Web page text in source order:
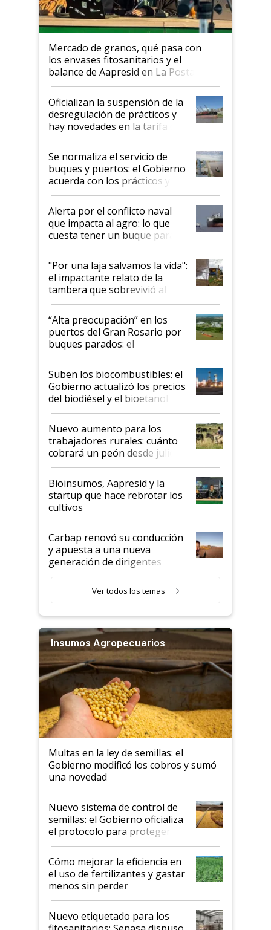
Mercado de granos, qué pasa con
los envases fitosanitarios y el
balance de Aapresid en La Posta
Oficializan la suspensión de la
desregulación de prácticos y
hay novedades en la tarifa de
la hidrovía
Se normaliza el servicio de
buques y puertos: el Gobierno
acuerda con los prácticos y
suspende el decreto de
desregulación
Alerta por el conflicto naval
que impacta al agro: lo que
cuesta tener un buque parado
y el peligro de que Argentina
pase a ser "país sucio"
"Por una laja salvamos la vida":
el impactante relato de la
tambera que sobrevivió al
tornado
“Alta preocupación” en los
puertos del Gran Rosario por
buques parados: el
funcionamiento de las
exportadoras en tensión tras
la medida de fuerza de los
prácticos
Suben los biocombustibles: el
Gobierno actualizó los precios
del biodiésel y el bioetanol
Nuevo aumento para los
trabajadores rurales: cuánto
cobrará un peón desde julio
Bioinsumos, Aapresid y la
startup que hace rebrotar los
cultivos
Carbap renovó su conducción
y apuesta a una nueva
generación de dirigentes
Ver todos los temas
Insumos Agropecuarios
Multas en la ley de semillas: el
Gobierno modificó los cobros y sumó
una novedad
Nuevo sistema de control de
semillas: el Gobierno oficializa
el protocolo para proteger la
propiedad intelectual
Cómo mejorar la eficiencia en
el uso de fertilizantes y gastar
menos sin perder
productividad en la campaña
fina
Nuevo etiquetado para los